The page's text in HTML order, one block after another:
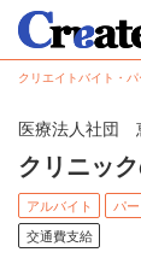
クリエイトバイト・
医療法人社団
クリニッ
アルバイト パー
交通費支給